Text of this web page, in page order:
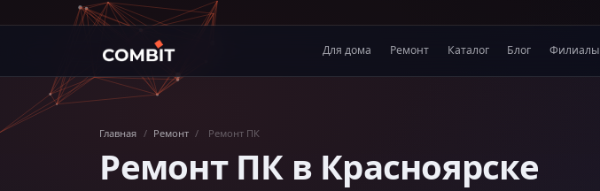
Для дома Ремонт Каталог Блог Филиалы
Главная / Ремонт / Ремонт ПК
Ремонт ПК в Красноярске